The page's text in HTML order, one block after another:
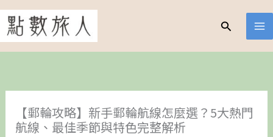
跳
至
主
搜
【郵輪攻略】新手郵輪航線怎麼選？5大熱門
航線、最佳季節與特色完整解析